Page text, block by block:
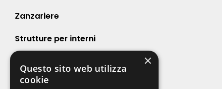
Zanzariere
Strutture per interni
×
Questo sito web utilizza
cookie